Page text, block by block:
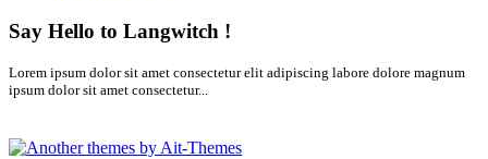
Say Hello to Langwitch !
Lorem ipsum dolor sit amet consectetur elit adipiscing labore dolore magnum
ipsum dolor sit amet consectetur...